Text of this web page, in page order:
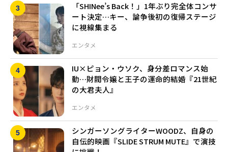
エンタメ
「SHINee’s Back！」1年ぶり完全体コンサ
ート決定…キー、論争後初の復帰ステージ
に視線集まる
エンタメ
IU×ピョン・ウソク、身分差ロマンス始
動…財閥令嬢と王子の運命的結婚『21世紀
の大君夫人』
シンガーソングライターWOODZ、自身の
自伝的映画『SLIDE STRUM MUTE』で演技